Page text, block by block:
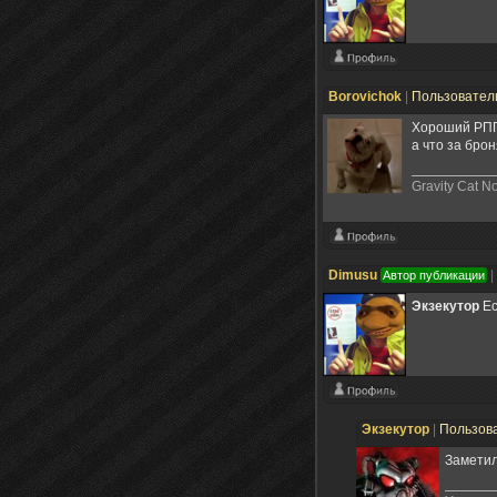
Borovichok
Хороший
а что за
Gravity Cat
Dimusu Автор публикации
Экзекутор
Экзекутор